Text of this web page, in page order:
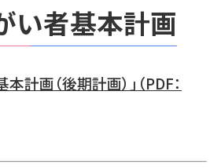
い者基本計画
計画（後期計画）」（PDF：